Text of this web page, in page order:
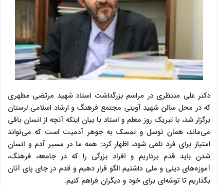
دکتر علی منتظری در مراسم بزرگداشت استاد شهید مرتضی مطهری
که در محل سالن شهید آوینی مجتمع فرهنگ و ارشاد اسلامی لرستان
برگزار شد، با تبریک روز معلم و استاد با بیان اینکه آنچه از انسان باقی
می‌ماند، همان توسل و تمسک به جوهر آدمیت است که می‌تواند
امتیاز برای فرد تلقی شود، اظهار کرد: همه ما در مسیر آدم و انسان
شدن باید قدم برداریم و افراد بزرگی را که در جامعه، فرهنگ،
آموزه‌های دینی و ملی داشتیم الگو قرار دهیم و قدم در جای پای آنان
بگذاریم تا توشه‌ای برای خود و دیگران فراهم کنیم.